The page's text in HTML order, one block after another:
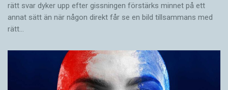
rätt svar dyker upp efter gissningen förstärks minnet på ett
annat sätt än när någon direkt får se en bild tillsammans med
rätt…